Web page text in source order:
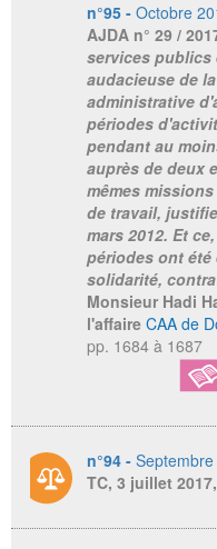
n°95 - Octobre
AJDA n° 29 /
services
audacieuse de
administrative
périodes
pendant au
auprès de deux
mêmes
de travail,
mars 2012. Et
périodes ont
solidarité,
Monsieur Hadi
l'affaire CAA de
pp. 1684 à 1687
n°94 -
TC, 3 juillet